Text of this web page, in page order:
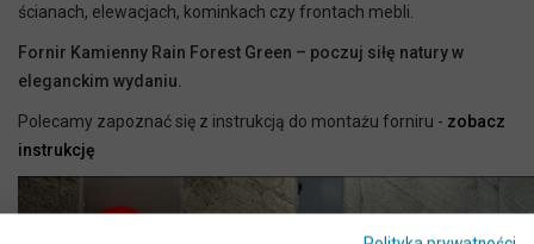
ścianach, elewacjach, kominkach czy frontach mebli.
Fornir Kamienny Rain Forest Green – poczuj siłę natury w
eleganckim wydaniu.
Polecamy zapoznać się z instrukcją do montażu forniru - zobacz
instrukcję